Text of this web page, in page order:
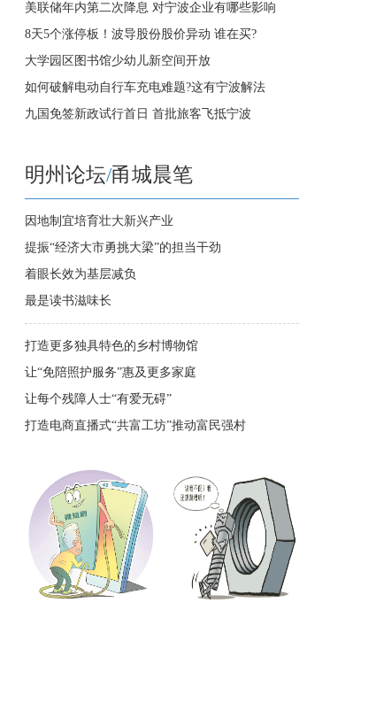
美联储年内第二次降息 对宁波企业有哪些影响
8天5个涨停板！波导股份股价异动 谁在买?
大学园区图书馆少幼儿新空间开放
如何破解电动自行车充电难题?这有宁波解法
九国免签新政试行首日 首批旅客飞抵宁波
明州论坛/甬城晨笔
因地制宜培育壮大新兴产业
提振“经济大市勇挑大梁”的担当干劲
着眼长效为基层减负
最是读书滋味长
打造更多独具特色的乡村博物馆
让“免陪照护服务”惠及更多家庭
让每个残障人士“有爱无碍”
打造电商直播式“共富工坊”推动富民强村